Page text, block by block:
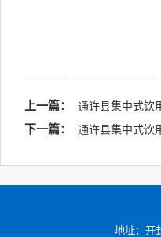
上一篇： 通许县集中式饮
下一篇： 通许县集中式饮
地址：开